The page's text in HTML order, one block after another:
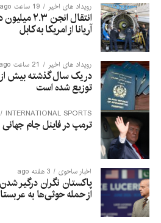
رویداد های اخیر 19 ساعت ago
آریانا از امریکا به کابل
رویداد های اخیر 21 ساعت ago
توزیع شده است
INTERNATIONAL SPORTS
ترمپ در فاینل جام
اخبار ساحوی 3 هفته ago
پاکستان نگران درگیر
از حمله حوثی‌ها به